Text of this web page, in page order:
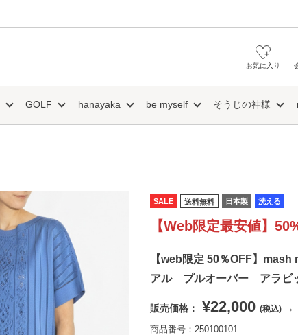
お気に入り
GOLF hanayaka be myself そうじの神様
SALE 送料無料 日本製 洗える
【Web限定最安値】
【web限定 50％OFF】
アル プルオーバー アラビ
販売価格： ¥22,000 (税込) →
商品番号：250100101